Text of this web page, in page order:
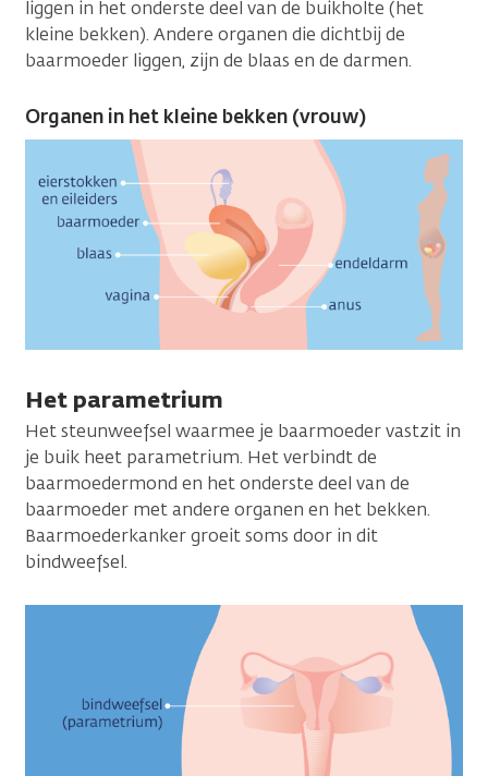
liggen in het onderste deel van de buikholte (het
kleine bekken). Andere organen die dichtbij de
baarmoeder liggen, zijn de blaas en de darmen.
Organen in het kleine bekken (vrouw)
Het parametrium
Het steunweefsel waarmee je baarmoeder vastzit in
je buik heet parametrium. Het verbindt de
baarmoedermond en het onderste deel van de
baarmoeder met andere organen en het bekken.
Baarmoederkanker groeit soms door in dit
bindweefsel.